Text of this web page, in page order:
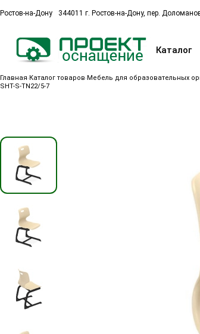
Ростов-на-Дону 344011 г. Ростов-на-Дону, пер.
Каталог
Главная Каталог товаров Мебель для образовательных
SHT-S-TN22/5-7